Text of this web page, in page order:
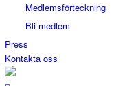
Medlemsförteckning
Bli medlem
Press
Kontakta oss